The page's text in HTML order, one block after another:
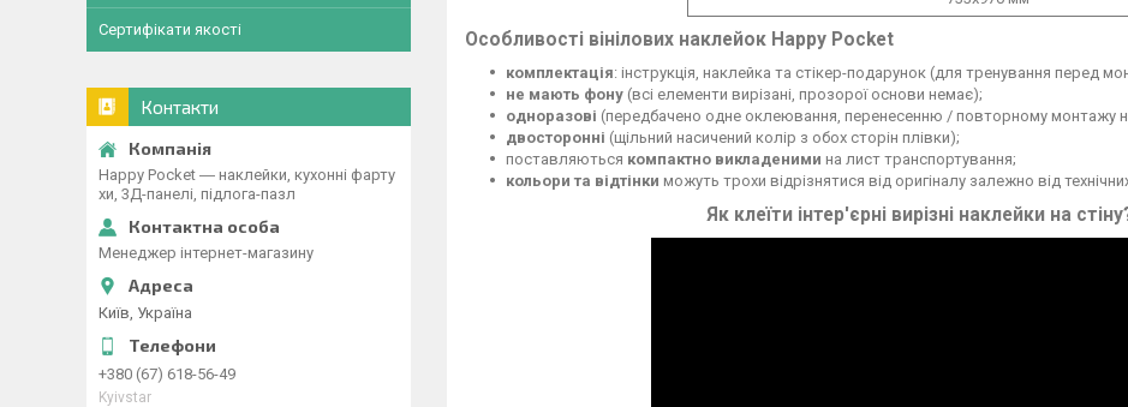
Особливості вінілових наклейок Happy Pocket
комплектація: інструкція, наклейка та стікер-подарунок (для тренування перед
не мають фону (всі елементи вирізані, прозорої основи немає);
одноразові (передбачено одне оклеювання, перенесенню / повторному монтажу
двосторонні (щільний насичений колір з обох сторін плівки);
поставляються компактно викладеними на лист транспортування;
кольори та відтінки можуть трохи відрізнятися від оригіналу залежно від
Як клеїти інтер'єрні вирізні наклейки на
Сертифікати якості
Контакти
Happy Pocket ― наклейки, кухонні фарту
хи, 3Д-панелі, підлога-пазл
Менеджер інтернет-магазину
Київ, Україна
+380 (67) 618-56-49
Kyivstar